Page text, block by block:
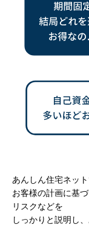
あんしん住宅ネッ
お客様の計画に基
リスクなどを
しっかりと説明し